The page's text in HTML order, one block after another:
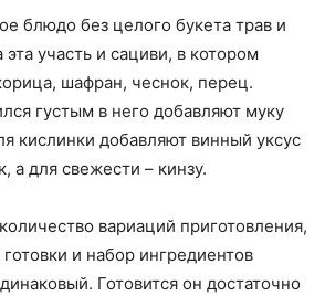
блюдо без целого букета трав и
участь и сациви, в котором
шафран, чеснок, перец.
густым в него добавляют муку
кислинки добавляют винный уксус
а для свежести – кинзу.
вариаций приготовления,
и набор ингредиентов
Готовится он достаточно